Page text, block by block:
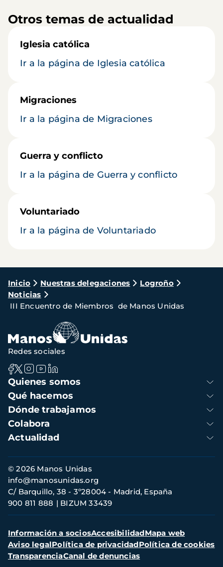
Otros temas de actualidad
Iglesia católica
Ir a la página de Iglesia católica
Migraciones
Ir a la página de Migraciones
Guerra y conflicto
Ir a la página de Guerra y conflicto
Voluntariado
Ir a la página de Voluntariado
Ruta
de
navegación
Inicio Nuestras delegaciones
Logroño
Noticias
III Encuentro de Miembros de Manos Unidas
Navegación
principal
Quienes somos
Qué hacemos
Dónde trabajamos
Colabora
Actualidad
Redes sociales
Información
de
contacto
© 2026 Manos Unidas
C/ Barquillo, 38 - 3º28004 - Madrid, España
900 811 888
BIZUM 33439
info@manosunidas.org
Menú
secundario
Información a sociosAccesibilidadMapa web
Aviso legalPolítica de privacidadPolítica de cookies
TransparenciaCanal de denuncias